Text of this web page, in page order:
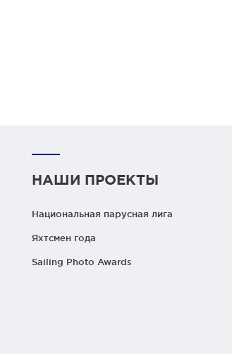
НАШИ ПРОЕКТЫ
Национальная парусная лига
Яхтсмен года
Sailing Photo Awards